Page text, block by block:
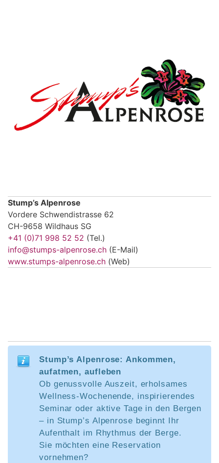
Stump’s Alpenrose
Vordere Schwendistrasse 62
CH-9658 Wildhaus SG
+41 (0)71 998 52 52 (Tel.)
info@stumps-alpenrose.ch (E-Mail)
www.stumps-alpenrose.ch (Web)
Stump’s Alpenrose: Ankommen,
aufatmen, aufleben
Ob genussvolle Auszeit, erholsames
Wellness-Wochenende, inspirierendes
Seminar oder aktive Tage in den Bergen
– in Stump’s Alpenrose beginnt Ihr
Aufenthalt im Rhythmus der Berge.
Sie möchten eine Reservation
vornehmen?